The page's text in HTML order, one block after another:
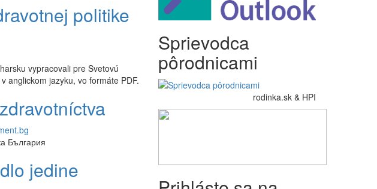
politike
vypracovali pre Svetovú
anglickom jazyku, vo formáte PDF.
България
jedine
Sprievodca
pôrodnicami
rodinka.sk & HPI